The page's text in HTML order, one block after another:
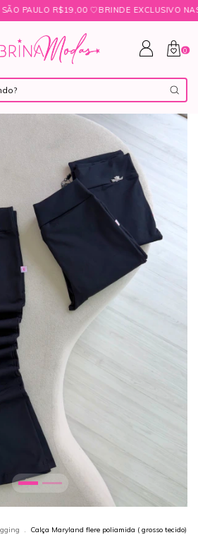
R$19,00 ㅤ♡ㅤBRINDE EXCLUSIVO NAS
0
. Calça Maryland flere poliamida ( grosso tecido)